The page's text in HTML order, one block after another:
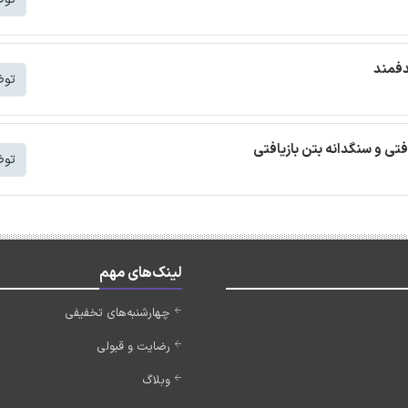
و سنگدانه بتن بازیافتی
لینک‌های مهم
چهارشنبه‌های تخفیفی
رضایت و قبولی
وبلاگ